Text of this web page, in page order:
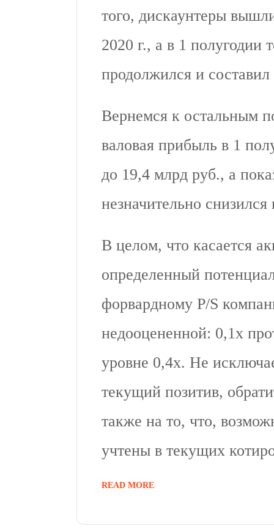
того, дискаунтеры
2020 г., а в 1 полугодии
продолжился и
Вернемся к остальным
валовая прибыль в 1
до 19,4 млрд руб., а
незначительно
В целом, что касается
определенный
форвардному P/S
недооцененной: 0,1х
уровне 0,4х. Не
текущий позитив,
также на то, что,
учтены в текущих
READ MORE